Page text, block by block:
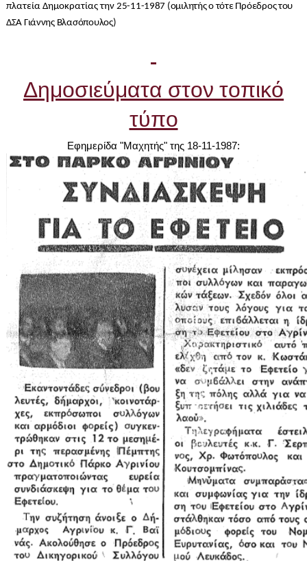
πλατεία Δημοκρατίας την 25-11-1987 (ομιλητής ο τότε Πρόεδρος του
ΔΣΑ Γιάννης Βλασόπουλος)
Δημοσιεύματα στον τοπικό
τύπο
Εφημερίδα "Μαχητής" της 18-11-1987: